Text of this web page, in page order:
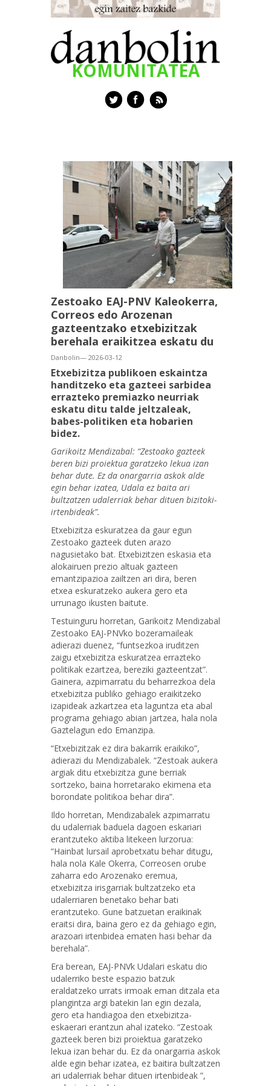
KOMUNITATEA
Zestoako EAJ-PNV Kaleokerra,
Correos edo Arozenan
gazteentzako etxebizitzak
berehala eraikitzea eskatu du
Danbolin— 2026-03-12
Etxebizitza publikoen eskaintza
handitzeko eta gazteei sarbidea
errazteko premiazko neurriak
eskatu ditu talde jeltzaleak,
babes-politiken eta hobarien
bidez.
Garikoitz Mendizabal: “Zestoako gazteek
beren bizi proiektua garatzeko lekua izan
behar dute. Ez da onargarria askok alde
egin behar izatea, Udala ez baita ari
bultzatzen udalerriak behar dituen bizitoki-
irtenbideak”.
Etxebizitza eskuratzea da gaur egun
Zestoako gazteek duten arazo
nagusietako bat. Etxebizitzen eskasia eta
alokairuen prezio altuak gazteen
emantzipazioa zailtzen ari dira, beren
etxea eskuratzeko aukera gero eta
urrunago ikusten baitute.
Testuinguru horretan, Garikoitz Mendizabal
Zestoako EAJ-PNVko bozeramaileak
adierazi duenez, “funtsezkoa iruditzen
zaigu etxebizitza eskuratzea errazteko
politikak ezartzea, bereziki gazteentzat”.
Gainera, azpimarratu du beharrezkoa dela
etxebizitza publiko gehiago eraikitzeko
izapideak azkartzea eta laguntza eta abal
programa gehiago abian jartzea, hala nola
Gaztelagun edo Emanzipa.
“Etxebizitzak ez dira bakarrik eraikiko”,
adierazi du Mendizabalek. “Zestoak aukera
argiak ditu etxebizitza gune berriak
sortzeko, baina horretarako ekimena eta
borondate politikoa behar dira”.
Ildo horretan, Mendizabalek azpimarratu
du udalerriak baduela dagoen eskariari
erantzuteko aktiba litekeen lurzorua:
“Hainbat lursail aprobetxatu behar ditugu,
hala nola Kale Okerra, Correosen orube
zaharra edo Arozenako eremua,
etxebizitza irisgarriak bultzatzeko eta
udalerriaren benetako behar bati
erantzuteko. Gune batzuetan eraikinak
eraitsi dira, baina gero ez da gehiago egin,
arazoari irtenbidea ematen hasi behar da
berehala”.
Era berean, EAJ-PNVk Udalari eskatu dio
udalerriko beste espazio batzuk
eraldatzeko urrats irmoak eman ditzala eta
plangintza argi batekin lan egin dezala,
gero eta handiagoa den etxebizitza-
eskaerari erantzun ahal izateko. “Zestoak
gazteek beren bizi proiektua garatzeko
lekua izan behar du. Ez da onargarria askok
alde egin behar izatea, ez baitira bultzatzen
ari udalerriak behar dituen irtenbideak ”,